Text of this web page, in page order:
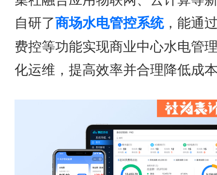
自研了商场水电管控系统，能通
费控等功能实现商业中心水电管
化运维，提高效率并合理降低成